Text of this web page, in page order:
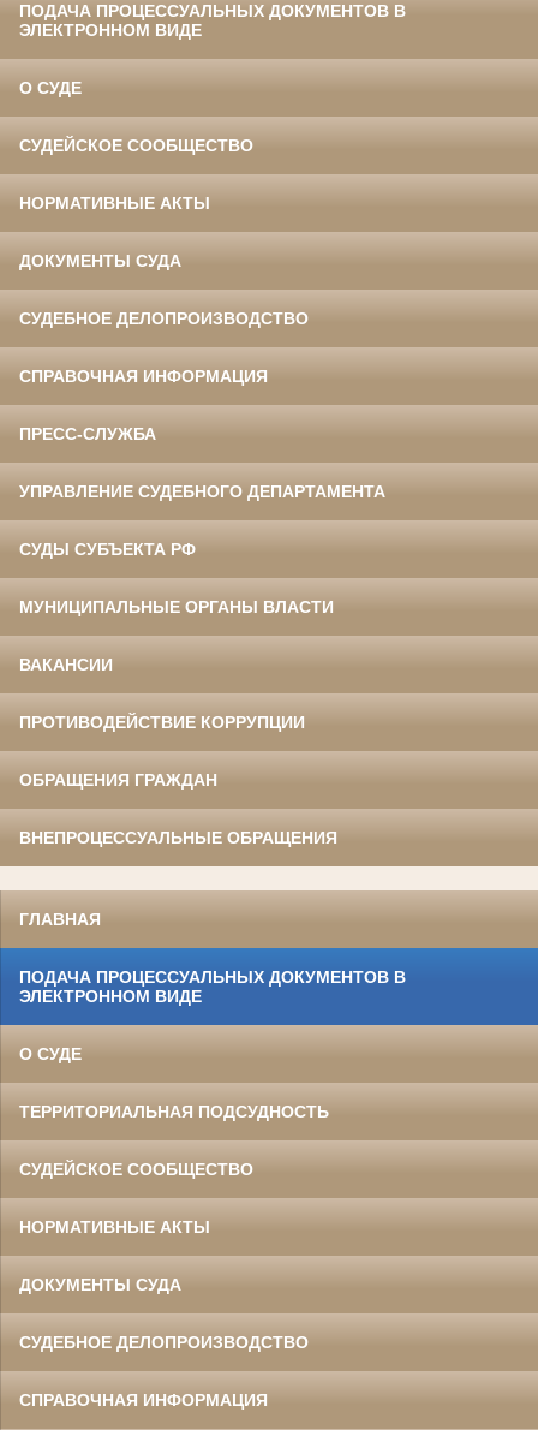
ПОДАЧА ПРОЦЕССУАЛЬНЫХ ДОКУМЕНТОВ В
ЭЛЕКТРОННОМ ВИДЕ
О СУДЕ
СУДЕЙСКОЕ СООБЩЕСТВО
НОРМАТИВНЫЕ АКТЫ
ДОКУМЕНТЫ СУДА
СУДЕБНОЕ ДЕЛОПРОИЗВОДСТВО
СПРАВОЧНАЯ ИНФОРМАЦИЯ
ПРЕСС-СЛУЖБА
УПРАВЛЕНИЕ СУДЕБНОГО ДЕПАРТАМЕНТА
СУДЫ СУБЪЕКТА РФ
МУНИЦИПАЛЬНЫЕ ОРГАНЫ ВЛАСТИ
ВАКАНСИИ
ПРОТИВОДЕЙСТВИЕ КОРРУПЦИИ
ОБРАЩЕНИЯ ГРАЖДАН
ВНЕПРОЦЕССУАЛЬНЫЕ ОБРАЩЕНИЯ
ГЛАВНАЯ
ПОДАЧА ПРОЦЕССУАЛЬНЫХ ДОКУМЕНТОВ В
ЭЛЕКТРОННОМ ВИДЕ
О СУДЕ
ТЕРРИТОРИАЛЬНАЯ ПОДСУДНОСТЬ
СУДЕЙСКОЕ СООБЩЕСТВО
НОРМАТИВНЫЕ АКТЫ
ДОКУМЕНТЫ СУДА
СУДЕБНОЕ ДЕЛОПРОИЗВОДСТВО
СПРАВОЧНАЯ ИНФОРМАЦИЯ